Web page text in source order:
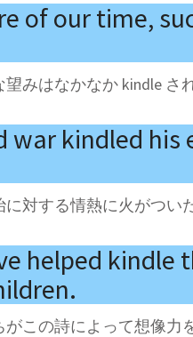
of our time,
みはなかなか kindle さ
war kindled
対する情熱に火がついた
helped
この詩によって想像力